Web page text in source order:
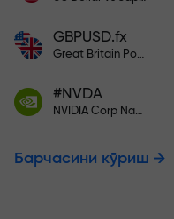
GBPUSD.fx
Great Britain Pound vs US Dollar
#NVDA
NVIDIA Corp Nasdaq Stock Exchange (Nasdaq) USD
Барчасини кўриш